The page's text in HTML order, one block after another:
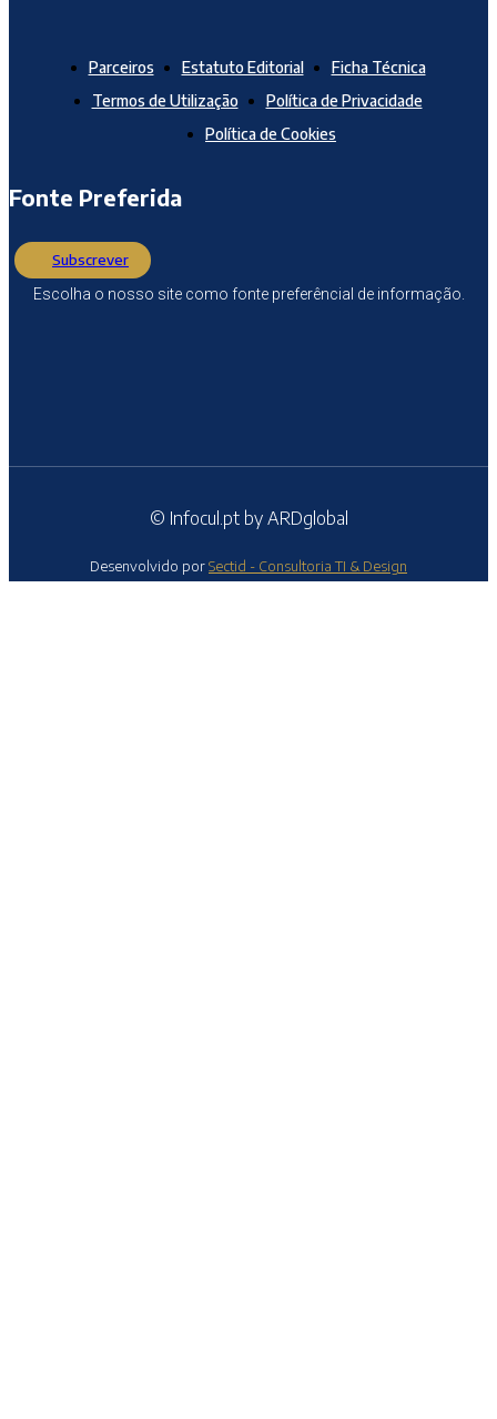
Parceiros Estatuto Editorial
Ficha Técnica
Termos de Utilização
Política de Privacidade
Política de Cookies
Fonte Preferida
Subscrever
Escolha o nosso site como fonte preferêncial de informação.
© Infocul.pt by ARDglobal
Desenvolvido porSectid - Consultoria TI & Design